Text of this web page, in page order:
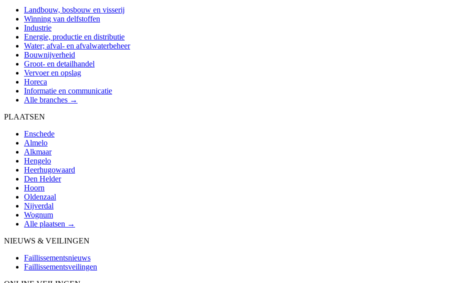
Landbouw, bosbouw en visserij
Winning van delfstoffen
Industrie
Energie, productie en distributie
Water; afval- en afvalwaterbeheer
Bouwnijverheid
Groot- en detailhandel
Vervoer en opslag
Horeca
Informatie en communicatie
Alle branches →
PLAATSEN
Enschede
Almelo
Alkmaar
Hengelo
Heerhugowaard
Den Helder
Hoorn
Oldenzaal
Nijverdal
Wognum
Alle plaatsen →
NIEUWS & VEILINGEN
Faillissementsnieuws
Faillissementsveilingen